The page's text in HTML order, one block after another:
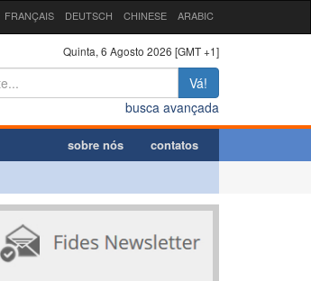
FRANÇAIS DEUTSCH CHINESE ARABIC
Quinta, 6 Agosto 2026 [GMT +1]
Vá!
busca avançada
sobre nós contatos